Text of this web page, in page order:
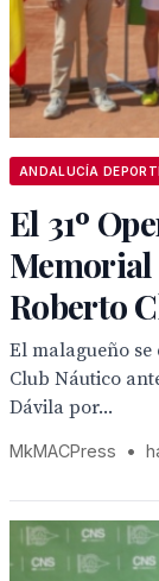
El 31º
Memorial
Roberto
El malagueño
Club Náutico
Dávila por...
MkMACPress •